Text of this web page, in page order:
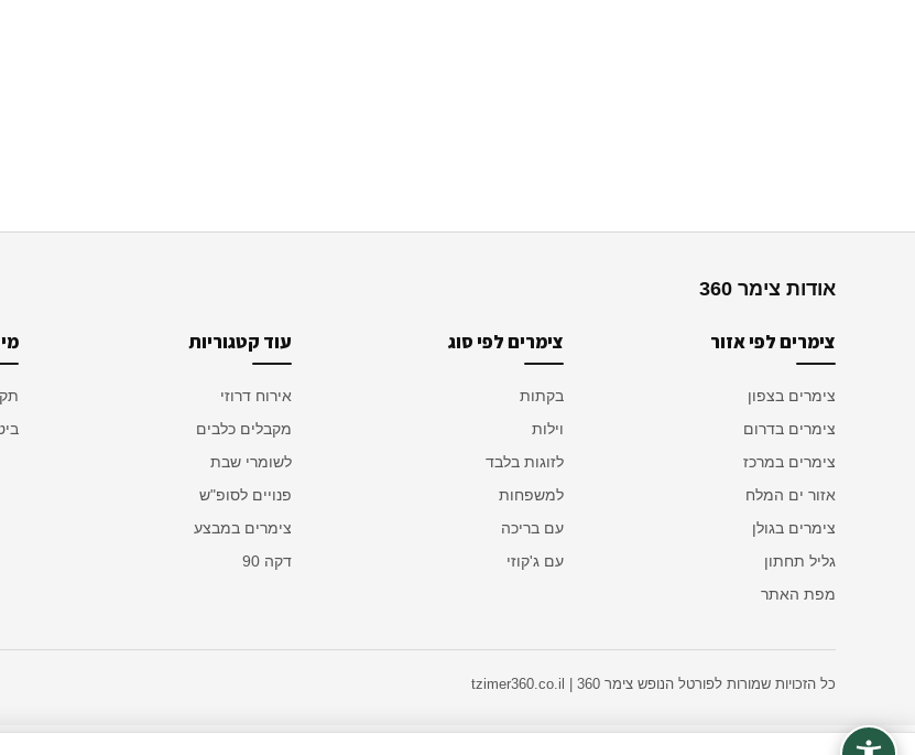
אודות צימר 360
צימרים לפי אזור
צימרים בצפון
צימרים בדרום
צימרים במרכז
אזור ים המלח
צימרים בגולן
גליל תחתון
מפת האתר
צימרים לפי סוג
בקתות
וילות
לזוגות בלבד
למשפחות
עם בריכה
עם ג'קוזי
עוד קטגוריות
אירוח דרוזי
מקבלים כלבים
לשומרי שבת
פנויים לסופ"ש
צימרים במבצע
דקה 90
כל הזכויות שמורות לפורטל הנופש צימר 360 | tzimer360.co.il